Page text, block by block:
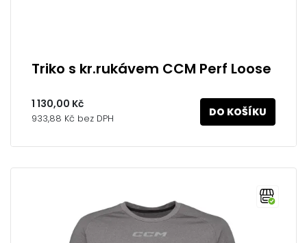
Triko s kr.rukávem CCM Perf Loose
1 130,00 Kč
933,88 Kč bez DPH DO KOŠÍKU